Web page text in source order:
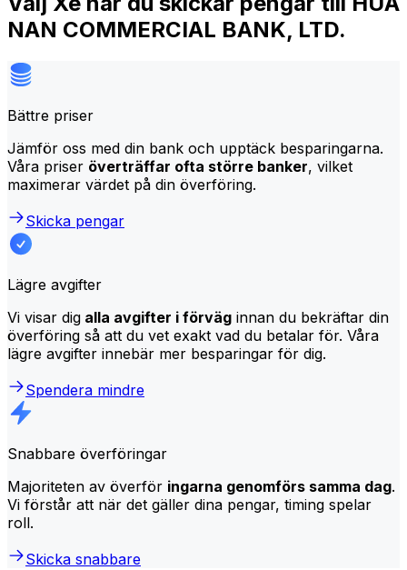
NAN COMMERCIAL BANK, LTD.
Bättre priser
Jämför oss med din bank och upptäck besparingarna.
Våra priser överträffar ofta större banker, vilket
maximerar värdet på din överföring.
Skicka pengar
Lägre avgifter
Vi visar dig alla avgifter i förväg innan du bekräftar din
överföring så att du vet exakt vad du betalar för. Våra
lägre avgifter innebär mer besparingar för dig.
Spendera mindre
Snabbare överföringar
Majoriteten av överför ingarna genomförs samma dag.
Vi förstår att när det gäller dina pengar, timing spelar
roll.
Skicka snabbare